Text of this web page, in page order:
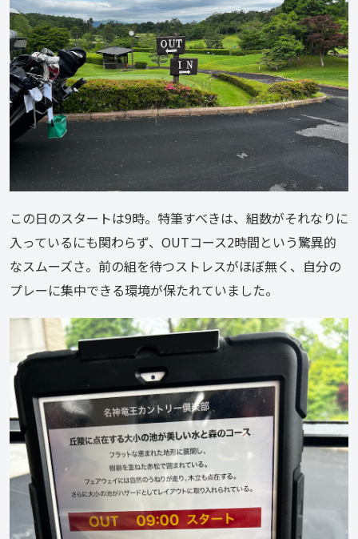
この日のスタートは9時。特筆すべきは、組数がそれなりに
入っているにも関わらず、OUTコース2時間という驚異的
なスムーズさ。前の組を待つストレスがほぼ無く、自分の
プレーに集中できる環境が保たれていました。